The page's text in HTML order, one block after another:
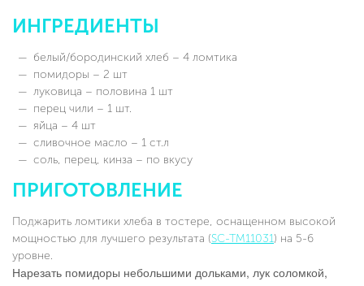
ИНГРЕДИЕНТЫ
белый/бородинский хлеб – 4 ломтика
помидоры – 2 шт
луковица – половина 1 шт
перец чили – 1 шт.
яйца – 4 шт
сливочное масло – 1 ст.л
соль, перец, кинза – по вкусу
ПРИГОТОВЛЕНИЕ
Поджарить ломтики хлеба в тостере, оснащенном высокой
мощностью для лучшего результата (SC-TM11031) на 5-6
уровне.
Нарезать помидоры небольшими дольками, лук соломкой,